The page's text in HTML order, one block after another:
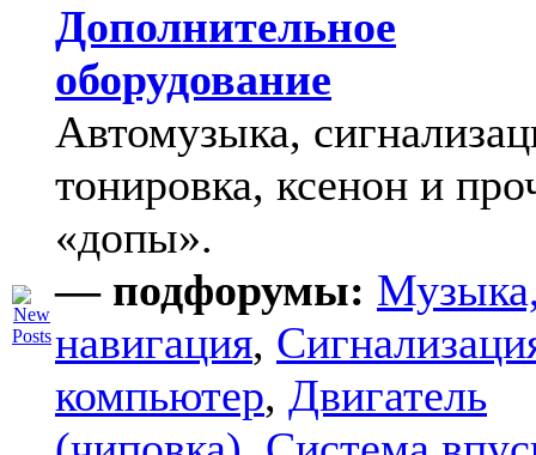
Дополнительное
оборудование
Автомузыка,
тонировка, ксенон и
«допы».
— подфорумы:
навигация,
компьютер, Двигатель